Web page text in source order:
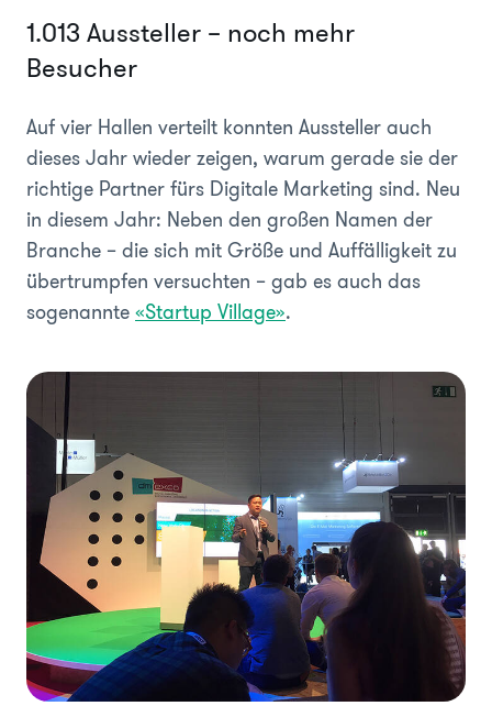
1.013 Aussteller – noch mehr
Besucher
Auf vier Hallen verteilt konnten Aussteller auch
dieses Jahr wieder zeigen, warum gerade sie der
richtige Partner fürs Digitale Marketing sind. Neu
in diesem Jahr: Neben den großen Namen der
Branche – die sich mit Größe und Auffälligkeit zu
übertrumpfen versuchten – gab es auch das
sogenannte«Startup Village».